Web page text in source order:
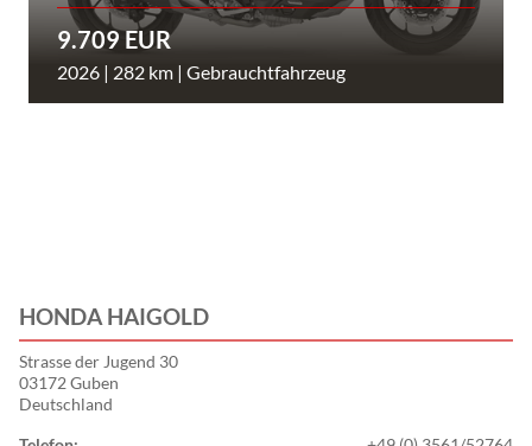
9.709 EUR
2026 | 282 km | Gebrauchtfahrzeug
HONDA HAIGOLD
Strasse der Jugend 30
03172 Guben
Deutschland